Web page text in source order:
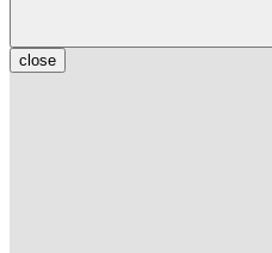
close